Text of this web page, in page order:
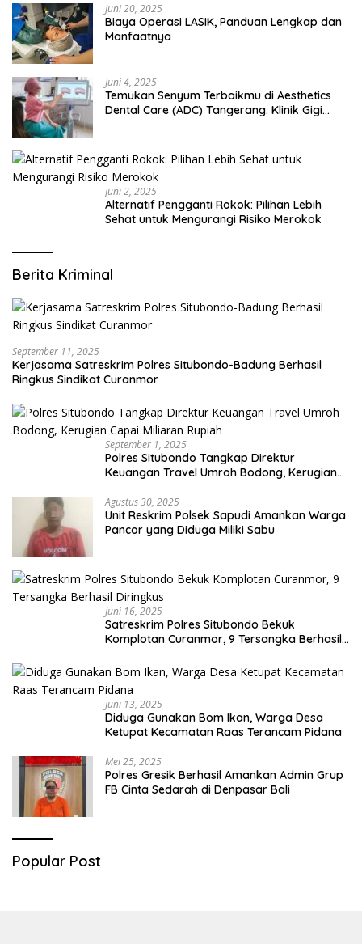
Juni 20, 2025
Biaya Operasi LASIK, Panduan Lengkap dan
Manfaatnya
Juni 4, 2025
Temukan Senyum Terbaikmu di Aesthetics
Dental Care (ADC) Tangerang: Klinik Gigi
Juni 2, 2025
Alternatif Pengganti Rokok: Pilihan Lebih
Sehat untuk Mengurangi Risiko Merokok
Berita Kriminal
September 11, 2025
Kerjasama Satreskrim Polres Situbondo-Badung Berhasil
Ringkus Sindikat Curanmor
September 1, 2025
Polres Situbondo Tangkap Direktur
Keuangan Travel Umroh Bodong, Kerugian
Agustus 30, 2025
Unit Reskrim Polsek Sapudi Amankan Warga
Pancor yang Diduga Miliki Sabu
Juni 16, 2025
Satreskrim Polres Situbondo Bekuk
Komplotan Curanmor, 9 Tersangka Berhasil
Juni 13, 2025
Diduga Gunakan Bom Ikan, Warga Desa
Ketupat Kecamatan Raas Terancam Pidana
Mei 25, 2025
Polres Gresik Berhasil Amankan Admin Grup
FB Cinta Sedarah di Denpasar Bali
Popular Post